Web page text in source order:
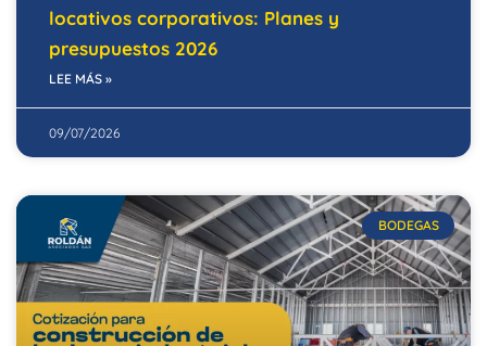
locativos corporativos: Planes y
presupuestos 2026
LEE MÁS »
09/07/2026
BODEGAS